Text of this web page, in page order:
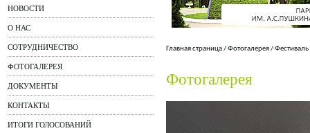
НОВОСТИ
О НАС
СОТРУДНИЧЕСТВО
ФОТОГАЛЕРЕЯ
ДОКУМЕНТЫ
КОНТАКТЫ
ИТОГИ ГОЛОСОВАНИЙ
Главная страница/Фотогалерея/
Фотогалерея